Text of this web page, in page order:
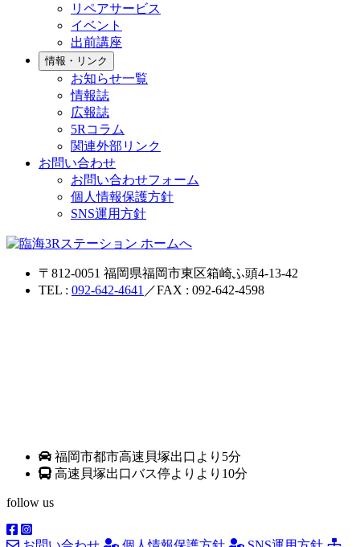
リペアサービス
イベント
出前講座
情報・リンク
お知らせ一覧
情報誌
広報誌
5Rコラム
関連外部リンク
お問い合わせ
お問い合わせフォーム
個人情報保護方針
SNS運用方針
〒812-0051 福岡県福岡市東区箱崎ふ頭4-13-42
TEL : 092-642-4641 ／FAX : 092-642-4598
福岡市都市高速貝塚出口より5分
高速貝塚出口バス停よりより10分
follow us